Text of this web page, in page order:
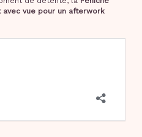
vue pour un afterwork